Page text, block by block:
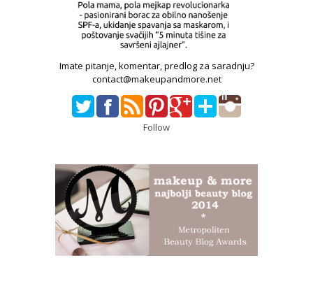
Imate pitanje, komentar, predlog za saradnju?
contact@makeupandmore.net
Follow